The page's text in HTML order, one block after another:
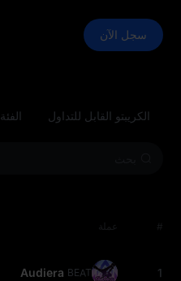
سجل الآن
الكريبتو القابل للتداول الفئة
# عملة
1
Audiera BEAT